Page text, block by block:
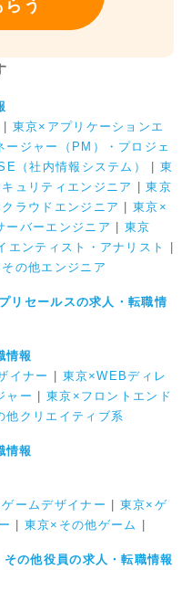
う
東京×アプリケーションエ
ジャー（PM）・プロジェ
（社内情報システム）
東
ュリティエンジニア |東京
ラウドエンジニア |東京×
ーバーエンジニア
東京
エンティスト・アナリスト
の他エンジニア
リセールスの求人・転職情
情報
イナー
東京×WEBディレ
ャー
東京×フロントエンド
他クリエイティブ系
情報
ームデザイナー
東京×ゲ
東京×その他ゲーム
の他役員の求人・転職情報